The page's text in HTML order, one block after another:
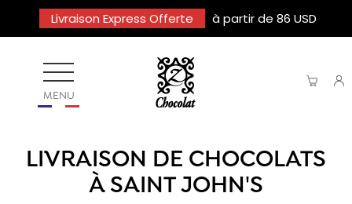
Livraison Express Offerte à partir de 86 USD
MENU
LIVRAISON DE CHOCOLATS
À SAINT JOHN'S